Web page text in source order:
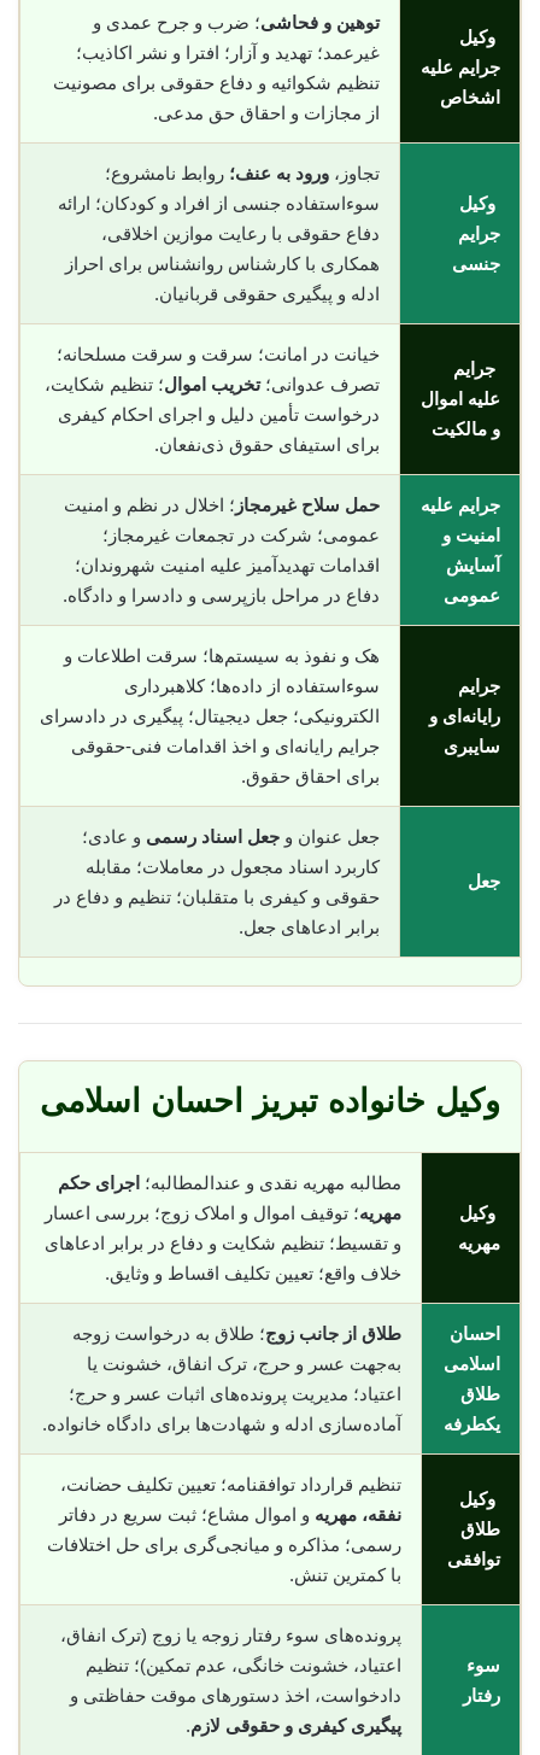
وکیل
جرایم علیه
اشخاص
توهین و فحاشی؛ ضرب و جرح عمدی و
غیرعمد؛ تهدید و آزار؛ افترا و نشر اکاذیب؛
تنظیم شکوائیه و دفاع حقوقی برای مصونیت
از مجازات و احقاق حق مدعی.
وکیل
جرایم
جنسی
تجاوز، ورود به عنف؛ روابط نامشروع؛
سوءاستفاده جنسی از افراد و کودکان؛ ارائه
دفاع حقوقی با رعایت موازین اخلاقی،
همکاری با کارشناس روانشناس برای احراز
ادله و پیگیری حقوقی قربانیان.
جرایم
علیه اموال
و مالکیت
خیانت در امانت؛ سرقت و سرقت مسلحانه؛
تصرف عدوانی؛تخریب اموال؛ تنظیم شکایت،
درخواست تأمین دلیل و اجرای احکام کیفری
برای استیفای حقوق ذی‌نفعان.
جرایم علیه
امنیت و
آسایش
عمومی
حمل سلاح غیرمجاز ؛ اخلال در نظم و امنیت
عمومی؛ شرکت در تجمعات غیرمجاز؛
اقدامات تهدیدآمیز علیه امنیت شهروندان؛
دفاع در مراحل بازپرسی و دادسرا و دادگاه.
جرایم
رایانه‌ای و
سایبری
هک و نفوذ به سیستم‌ها؛ سرقت اطلاعات و
سوء‌استفاده از داده‌ها؛ کلاهبرداری
الکترونیکی؛ جعل دیجیتال؛ پیگیری در دادسرای
جرایم رایانه‌ای و اخذ اقدامات فنی-حقوقی
برای احقاق حقوق.
جعل
جعل عنوان و جعل اسناد رسمی و عادی؛
کاربرد اسناد مجعول در معاملات؛ مقابله
حقوقی و کیفری با متقلبان؛ تنظیم و دفاع در
برابر ادعاهای جعل.
وکیل خانواده تبریز احسان اسلامی
وکیل
مهریه
مطالبه مهریه نقدی و عندالمطالبه؛ اجرای حکم
مهریه؛ توقیف اموال و املاک زوج؛ بررسی اعسار
و تقسیط؛ تنظیم شکایت و دفاع در برابر ادعاهای
خلاف واقع؛ تعیین تکلیف اقساط و وثایق.
احسان
اسلامی
طلاق
یکطرفه
طلاق از جانب زوج؛ طلاق به درخواست زوجه
به‌جهت عسر و حرج، ترک انفاق، خشونت یا
اعتیاد؛ مدیریت پرونده‌های اثبات عسر و حرج؛
آماده‌سازی ادله و شهادت‌ها برای دادگاه خانواده.
وکیل
طلاق
توافقی
تنظیم قرارداد توافقنامه؛ تعیین تکلیف حضانت،
نفقه، مهریه و اموال مشاع؛ ثبت سریع در دفاتر
رسمی؛ مذاکره و میانجی‌گری برای حل اختلافات
با کمترین تنش.
سوء
رفتار
پرونده‌های سوء رفتار زوجه یا زوج (ترک انفاق،
اعتیاد، خشونت خانگی، عدم تمکین)؛ تنظیم
دادخواست، اخذ دستورهای موقت حفاظتی و
پیگیری کیفری و حقوقی لازم.